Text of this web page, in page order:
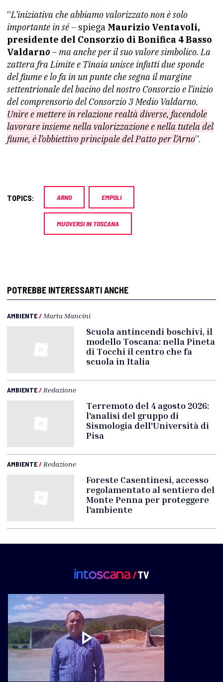
“L’iniziativa che abbiamo valorizzato non è solo
importante in sé – spiega Maurizio Ventavoli,
presidente del Consorzio di Bonifica 4 Basso
Valdarno– ma anche per il suo valore simbolico. La
zattera fra Limite e Tinaia unisce infatti due sponde
del fiume e lo fa in un punte che segna il margine
settentrionale del bacino del nostro Consorzio e l’inizio
del comprensorio del Consorzio 3 Medio Valdarno.
Unire e mettere in relazione realtà diverse, facendole
lavorare insieme nella valorizzazione e nella tutela del
fiume, è l’obbiettivo principale del Patto per l’Arno”.
TOPICS: ARNO EMPOLI
MUOVERSI IN TOSCANA
POTREBBE INTERESSARTI ANCHE
AMBIENTE/ Marta Mancini
Scuola antincendi boschivi, il
modello Toscana: nella Pineta
di Tocchi il centro che fa
scuola in Italia
AMBIENTE/ Redazione
Terremoto del 4 agosto 2026:
l'analisi del gruppo di
Sismologia dell'Università di
Pisa
AMBIENTE/ Redazione
Foreste Casentinesi, accesso
regolamentato al sentiero del
Monte Penna per proteggere
l'ambiente